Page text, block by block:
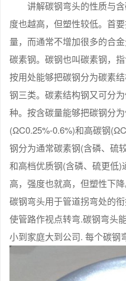
讲解碳钢弯头的性质与
度也越高，但塑性较低。首
量，而通常不增加很多的合
碳素钢。碳钢也叫碳素钢，
按用处能够把碳钢分为碳素
钢三类。碳素结构钢又可分
种。按含碳量能够把碳钢分
(ΩC0.25%-0.6%)和高碳钢
钢分为通常碳素钢(含磷、硫
和高档优质钢(含磷、硫更低
高，强度也就高，但塑性下
碳钢弯头用于管道拐弯处的
使管路作视点转弯.碳钢弯头
小到家庭大到公司. 每个碳钢